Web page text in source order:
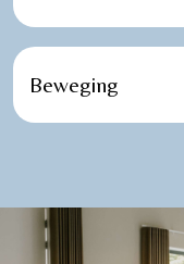
Beweging